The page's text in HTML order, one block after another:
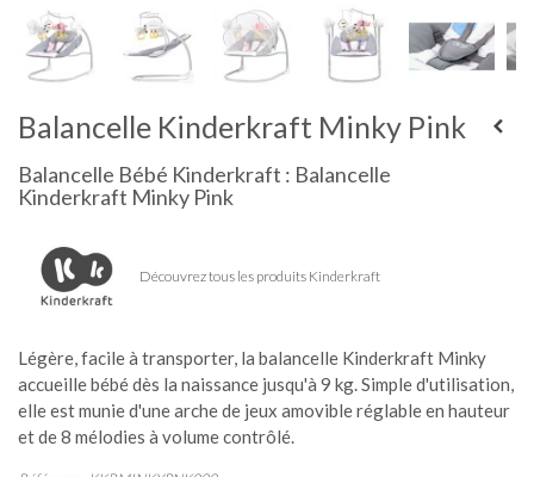
Balancelle Kinderkraft Minky Pink
Balancelle Bébé Kinderkraft : Balancelle
Kinderkraft Minky Pink
Découvrez tous les produits Kinderkraft
Légère, facile à transporter, la balancelle Kinderkraft Minky
accueille bébé dès la naissance jusqu'à 9 kg. Simple d'utilisation,
elle est munie d'une arche de jeux amovible réglable en hauteur
et de 8 mélodies à volume contrôlé.